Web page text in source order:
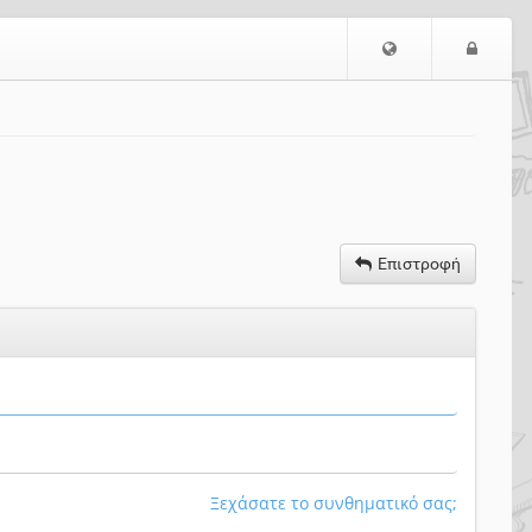
Επιλογή
Επιστροφή
Ξεχάσατε το συνθηματικό σας;